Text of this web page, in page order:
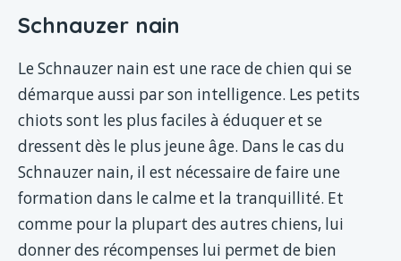
Schnauzer nain
Le Schnauzer nain est une race de chien qui se
démarque aussi par son intelligence. Les petits
chiots sont les plus faciles à éduquer et se
dressent dès le plus jeune âge. Dans le cas du
Schnauzer nain, il est nécessaire de faire une
formation dans le calme et la tranquillité. Et
comme pour la plupart des autres chiens, lui
donner des récompenses lui permet de bien